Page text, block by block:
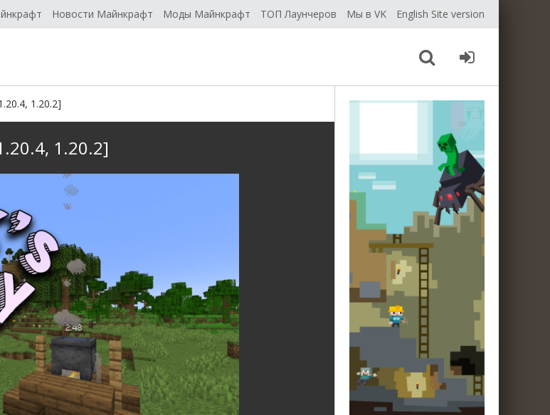
Новости Майнкрафт Моды Майнкрафт ТОП Лаунчеров Мы в VK English Site version
1.20.2]
1.20.2]